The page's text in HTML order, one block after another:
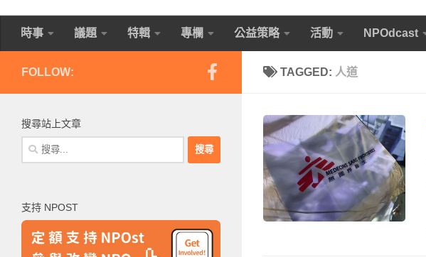
時事 議題 特輯 專欄 公益策略 活動 NPOdcast
TAGGED: 人道
FOLLOW:
搜尋站上文章
搜
尋
字:
支持 NPOST